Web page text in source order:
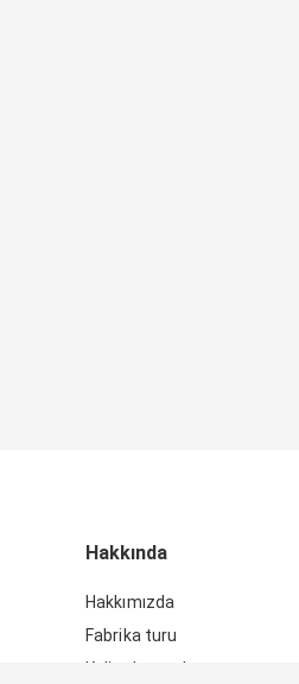
Hakkında
Hakkımızda
Fabrika turu
Kalite kontrol